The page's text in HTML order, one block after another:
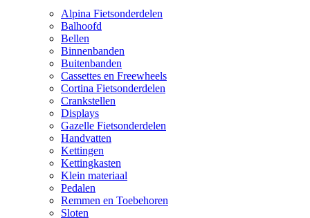
Alpina Fietsonderdelen
Balhoofd
Bellen
Binnenbanden
Buitenbanden
Cassettes en Freewheels
Cortina Fietsonderdelen
Crankstellen
Displays
Gazelle Fietsonderdelen
Handvatten
Kettingen
Kettingkasten
Klein materiaal
Pedalen
Remmen en Toebehoren
Sloten